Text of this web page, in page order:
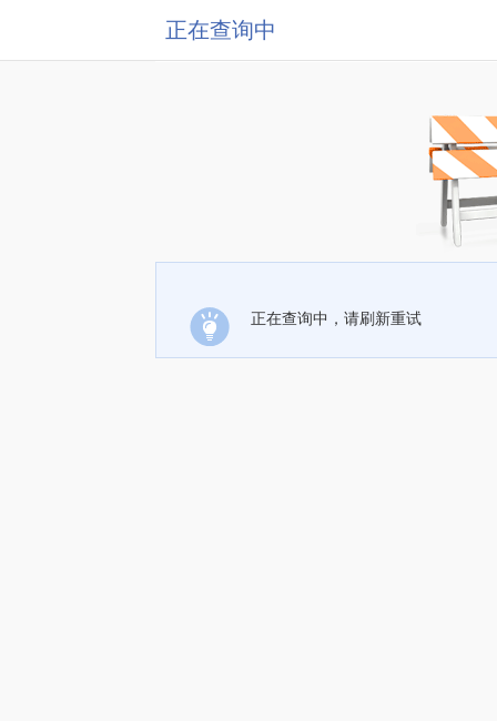
正在查询中
正在查询中，请刷新重试